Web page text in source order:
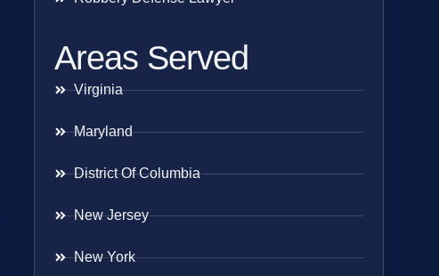
Areas Served
Virginia
Maryland
District Of Columbia
New Jersey
New York